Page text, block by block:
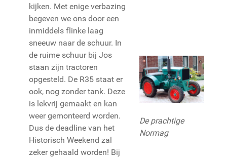
kijken. Met enige verbazing
begeven we ons door een
inmiddels flinke laag
sneeuw naar de schuur. In
de ruime schuur bij Jos
staan zijn tractoren
opgesteld. De R35 staat er
ook, nog zonder tank. Deze
is lekvrij gemaakt en kan
weer gemonteerd worden.
Dus de deadline van het
Historisch Weekend zal
zeker gehaald worden! Bij
De prachtige
Normag